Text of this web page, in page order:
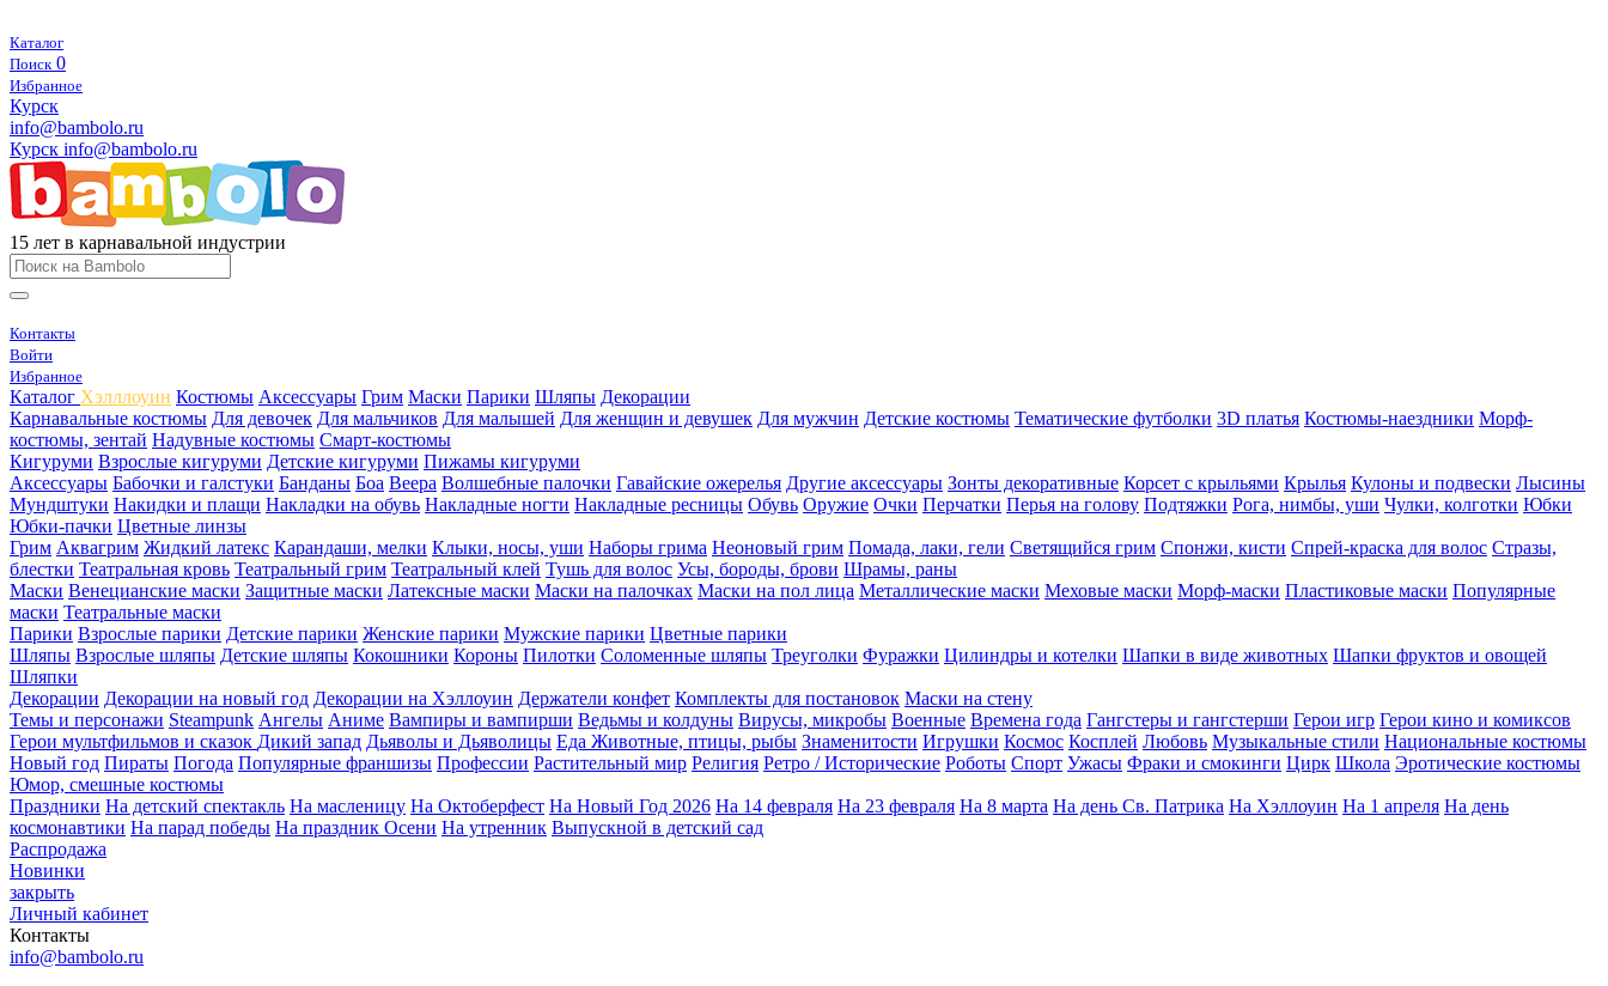
Каталог
Поиск 0
Избранное
Курск
info@bambolo.ru
Курск info@bambolo.ru
15 лет в карнавальной индустрии
Контакты
Войти
Избранное
Каталог Хэлллоуин Костюмы Аксессуары Грим Маски Парики Шляпы Декорации
Карнавальные костюмы Для девочек Для мальчиков Для малышей Для женщин и девушек Для мужчин Детские костюмы Тематические футболки 3D платья Костюмы-наездники Морф-
костюмы, зентай Надувные костюмы Смарт-костюмы
Кигуруми Взрослые кигуруми Детские кигуруми Пижамы кигуруми
Аксессуары Бабочки и галстуки Банданы Боа Веера Волшебные палочки Гавайские ожерелья Другие аксессуары Зонты декоративные Корсет с крыльями Крылья Кулоны и подвески Лысины
Мундштуки Накидки и плащи Накладки на обувь Накладные ногти Накладные ресницы Обувь Оружие Очки Перчатки Перья на голову Подтяжки Рога, нимбы, уши Чулки, колготки Юбки
Юбки-пачки Цветные линзы
Грим Аквагрим Жидкий латекс Карандаши, мелки Клыки, носы, уши Наборы грима Неоновый грим Помада, лаки, гели Светящийся грим Спонжи, кисти Спрей-краска для волос Стразы,
блестки Театральная кровь Театральный грим Театральный клей Тушь для волос Усы, бороды, брови Шрамы, раны
Маски Венецианские маски Защитные маски Латексные маски Маски на палочках Маски на пол лица Металлические маски Меховые маски Морф-маски Пластиковые маски Популярные
маски Театральные маски
Парики Взрослые парики Детские парики Женские парики Мужские парики Цветные парики
Шляпы Взрослые шляпы Детские шляпы Кокошники Короны Пилотки Соломенные шляпы Треуголки Фуражки Цилиндры и котелки Шапки в виде животных Шапки фруктов и овощей
Шляпки
Декорации Декорации на новый год Декорации на Хэллоуин Держатели конфет Комплекты для постановок Маски на стену
Темы и персонажи Steampunk Ангелы Аниме Вампиры и вампирши Ведьмы и колдуны Вирусы, микробы Военные Времена года Гангстеры и гангстерши Герои игр Герои кино и комиксов
Герои мультфильмов и сказок Дикий запад Дьяволы и Дьяволицы Еда Животные, птицы, рыбы Знаменитости Игрушки Космос Косплей Любовь Музыкальные стили Национальные костюмы
Новый год Пираты Погода Популярные франшизы Профессии Растительный мир Религия Ретро / Исторические Роботы Спорт Ужасы Фраки и смокинги Цирк Школа Эротические костюмы
Юмор, смешные костюмы
Праздники На детский спектакль На масленицу На Октоберфест На Новый Год 2026 На 14 февраля На 23 февраля На 8 марта На день Св. Патрика На Хэллоуин На 1 апреля На день
космонавтики На парад победы На праздник Осени На утренник Выпускной в детский сад
Распродажа
Новинки
закрыть
Личный кабинет
Контакты
info@bambolo.ru